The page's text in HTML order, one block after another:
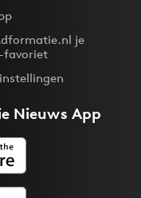
je
favoriet
Nieuws App